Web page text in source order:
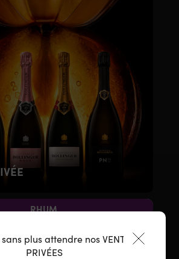
RHUM
plus attendre nos VENTES
PRIVÉES